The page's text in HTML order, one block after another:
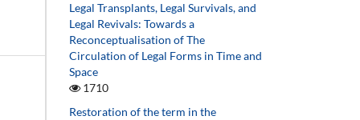
Legal Transplants, Legal Survivals, and
Legal Revivals: Towards a
Reconceptualisation of The
Circulation of Legal Forms in Time and
Space
1710
Restoration of the term in the